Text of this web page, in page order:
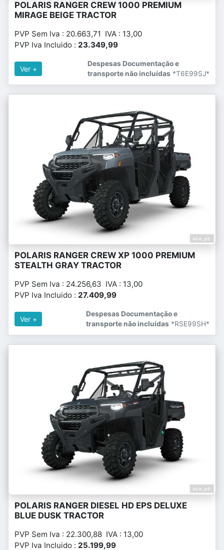
POLARIS RANGER CREW 1000 PREMIUM
MIRAGE BEIGE TRACTOR
PVP Sem Iva : 20.663,71 IVA : 13,00
PVP Iva Incluido : 23.349,99
Ver +
Despesas Documentação e
transporte não incluídas *T6E99SJ*
POLARIS RANGER CREW XP 1000 PREMIUM
STEALTH GRAY TRACTOR
PVP Sem Iva : 24.256,63 IVA : 13,00
PVP Iva Incluido : 27.409,99
Ver +
Despesas Documentação e
transporte não incluídas *RSE99SH*
POLARIS RANGER DIESEL HD EPS DELUXE
BLUE DUSK TRACTOR
PVP Sem Iva : 22.300,88 IVA : 13,00
PVP Iva Incluido : 25.199,99